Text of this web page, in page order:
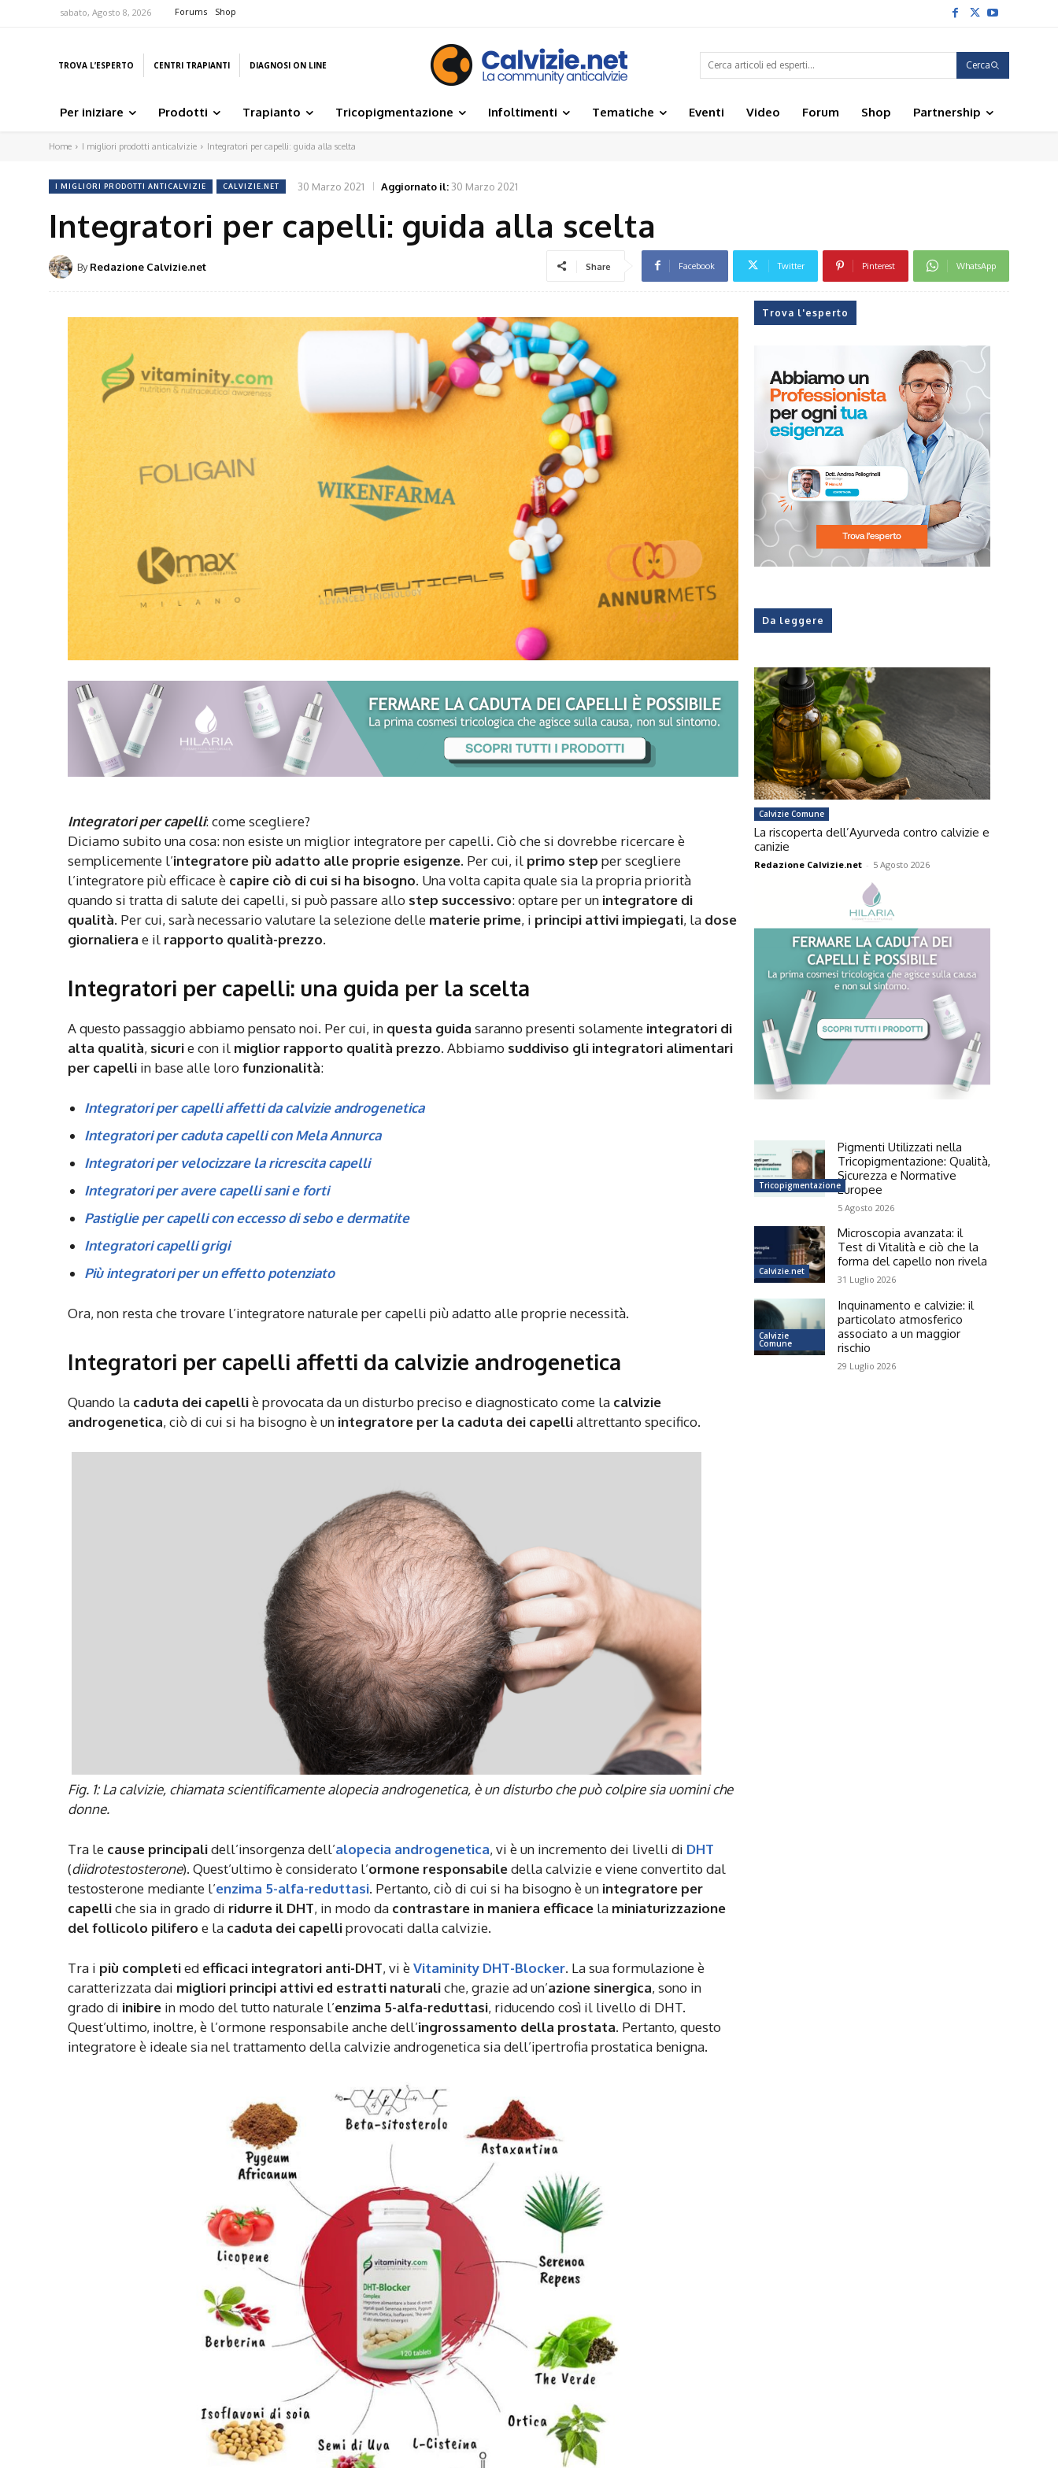
sabato, Agosto 8, 2026 Forums Shop
TROVA L’ESPERTO CENTRI TRAPIANTI DIAGNOSI ON LINE Cerca
Per iniziare Prodotti Trapianto Tricopigmentazione Infoltimenti Tematiche Eventi Video Forum Shop Partnership
Home I migliori prodotti anticalvizie Integratori per capelli: guida alla scelta
I MIGLIORI PRODOTTI ANTICALVIZIE CALVIZIE.NET 30 Marzo 2021 Aggiornato il: 30 Marzo 2021
Integratori per capelli: guida alla scelta
By Redazione Calvizie.net Share Facebook Twitter Pinterest WhatsApp
Integratori per capelli: come scegliere?
Diciamo subito una cosa: non esiste un miglior integratore per capelli. Ciò che si dovrebbe ricercare è
semplicemente l’integratore più adatto alle proprie esigenze. Per cui, il primo step per scegliere
l’integratore più efficace è capire ciò di cui si ha bisogno. Una volta capita quale sia la propria priorità
quando si tratta di salute dei capelli, si può passare allo step successivo: optare per un integratore di
qualità. Per cui, sarà necessario valutare la selezione delle materie prime, i principi attivi impiegati, la dose
giornaliera e il rapporto qualità-prezzo.
Integratori per capelli: una guida per la scelta
A questo passaggio abbiamo pensato noi. Per cui, in questa guida saranno presenti solamente integratori di
alta qualità, sicurie con il miglior rapporto qualità prezzo. Abbiamo suddiviso gli integratori alimentari
per capelli in base alle lorofunzionalità:
Integratori per capelli affetti da calvizie androgenetica
Integratori per caduta capelli con Mela Annurca
Integratori per velocizzare la ricrescita capelli
Integratori per avere capelli sani e forti
Pastiglie per capelli con eccesso di sebo e dermatite
Integratori capelli grigi
Più integratori per un effetto potenziato
Ora, non resta che trovare l’integratore naturale per capelli più adatto alle proprie necessità.
Integratori per capelli affetti da calvizie androgenetica
Quando la caduta dei capelliè provocata da un disturbo preciso e diagnosticato come la calvizie
androgenetica, ciò di cui si ha bisogno è un integratore per la caduta dei capellialtrettanto specifico.
Fig. 1: La calvizie, chiamata scientificamente alopecia androgenetica, è un disturbo che può colpire sia uomini che
donne.
Tra le cause principalidell’insorgenza dell’alopecia androgenetica, vi è un incremento dei livelli di DHT
(diidrotestosterone). Quest’ultimo è considerato l’ormone responsabiledella calvizie e viene convertito dal
testosterone mediante l’enzima 5-alfa-reduttasi. Pertanto, ciò di cui si ha bisogno è un integratore per
capelliche sia in grado di ridurre il DHT, in modo da contrastare in maniera efficace la miniaturizzazione
del follicolo pilifero e la caduta dei capelliprovocati dalla calvizie.
Tra i più completied efficaci integratori anti-DHT, vi èVitaminity DHT-Blocker. La sua formulazione è
caratterizzata dai migliori principi attivi ed estratti naturaliche, grazie ad un’azione sinergica, sono in
grado di inibire in modo del tutto naturale l’enzima 5-alfa-reduttasi, riducendo così il livello di DHT.
Quest’ultimo, inoltre, è l’ormone responsabile anche dell’ingrossamento della prostata. Pertanto, questo
integratore è ideale sia nel trattamento della calvizie androgenetica sia dell’ipertrofia prostatica benigna.
Trova l'esperto
Da leggere
Calvizie Comune
La riscoperta dell’Ayurveda contro calvizie e
canizie
Redazione Calvizie.net - 5 Agosto 2026
Tricopigmentazione
Pigmenti Utilizzati nella
Tricopigmentazione: Qualità,
Sicurezza e Normative
Europee
5 Agosto 2026
Calvizie.net
Microscopia avanzata: il
Test di Vitalità e ciò che la
forma del capello non rivela
31 Luglio 2026
Calvizie
Comune
Inquinamento e calvizie: il
particolato atmosferico
associato a un maggior
rischio
29 Luglio 2026